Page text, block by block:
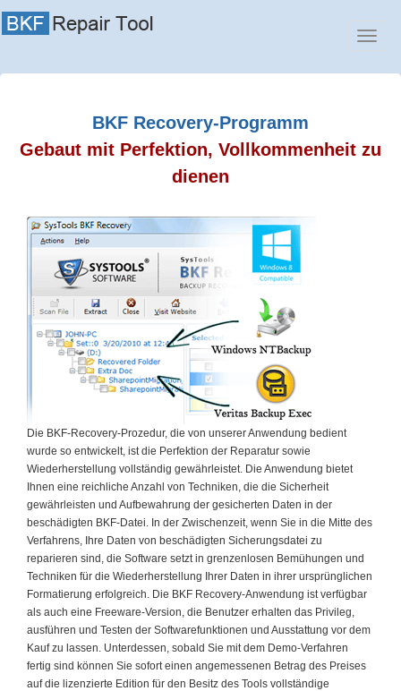
BKF Recovery-Programm
Gebaut mit Perfektion, Vollkommenheit zu
dienen
Die BKF-Recovery-Prozedur, die von unserer Anwendung bedient
wurde so entwickelt, ist die Perfektion der Reparatur sowie
Wiederherstellung vollständig gewährleistet. Die Anwendung bietet
Ihnen eine reichliche Anzahl von Techniken, die die Sicherheit
gewährleisten und Aufbewahrung der gesicherten Daten in der
beschädigten BKF-Datei. In der Zwischenzeit, wenn Sie in die Mitte des
Verfahrens, Ihre Daten von beschädigten Sicherungsdatei zu
reparieren sind, die Software setzt in grenzenlosen Bemühungen und
Techniken für die Wiederherstellung Ihrer Daten in ihrer ursprünglichen
Formatierung erfolgreich. Die BKF Recovery-Anwendung ist verfügbar
als auch eine Freeware-Version, die Benutzer erhalten das Privileg,
ausführen und Testen der Softwarefunktionen und Ausstattung vor dem
Kauf zu lassen. Unterdessen, sobald Sie mit dem Demo-Verfahren
fertig sind können Sie sofort einen angemessenen Betrag des Preises
auf die lizenzierte Edition für den Besitz des Tools vollständige